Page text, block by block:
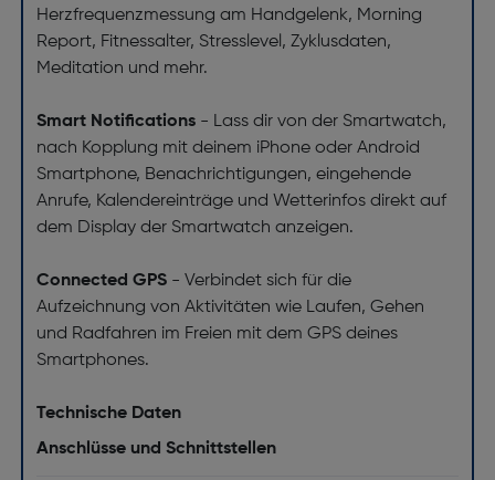
Herzfrequenzmessung am Handgelenk, Morning
Report, Fitnessalter, Stresslevel, Zyklusdaten,
Meditation und mehr.
Smart Notifications - Lass dir von der Smartwatch,
nach Kopplung mit deinem iPhone oder Android
Smartphone, Benachrichtigungen, eingehende
Anrufe, Kalendereinträge und Wetterinfos direkt auf
dem Display der Smartwatch anzeigen.
Connected GPS- Verbindet sich für die
Aufzeichnung von Aktivitäten wie Laufen, Gehen
und Radfahren im Freien mit dem GPS deines
Smartphones.
Technische Daten
Anschlüsse und Schnittstellen